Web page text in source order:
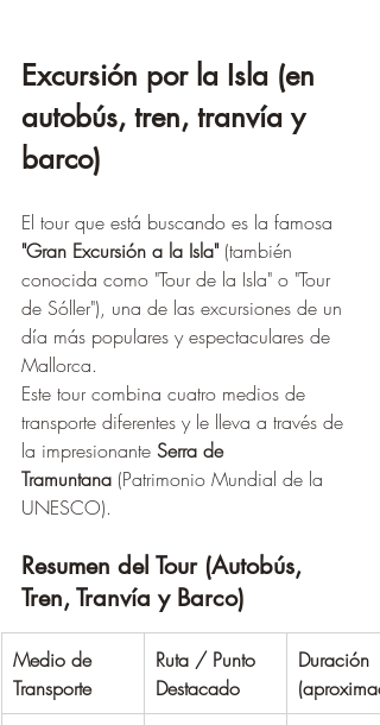
Excursión por la Isla (en
autobús, tren, tranvía y
barco)
El tour que está buscando es la famosa
"Gran Excursión a la Isla" (también
conocida como "Tour de la Isla" o "Tour
de Sóller"), una de las excursiones de un
día más populares y espectaculares de
Mallorca.
Este tour combina cuatro medios de
transporte diferentes y le lleva a través de
la impresionante Serra de
Tramuntana (Patrimonio Mundial de la
UNESCO).
Resumen del Tour (Autobús,
Tren, Tranvía y Barco)
Medio de
Transporte
Ruta / Punto
Destacado
Duración